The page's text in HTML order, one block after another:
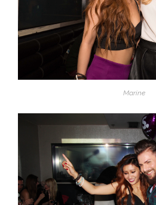
Marine